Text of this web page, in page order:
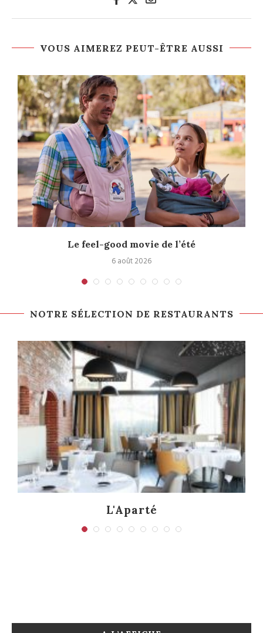
VOUS AIMEREZ PEUT-ÊTRE AUSSI
Le feel-good movie de l’été
6 août 2026
NOTRE SÉLECTION DE RESTAURANTS
L'Aparté